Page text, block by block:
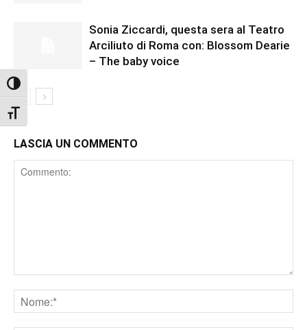
Attiva/disattiva alto contrasto
Attiva/disattiva dimensione testo
Sonia Ziccardi, questa sera al Teatro
Arciliuto di Roma con: Blossom Dearie
– The baby voice
LASCIA UN COMMENTO
Comment
Nome